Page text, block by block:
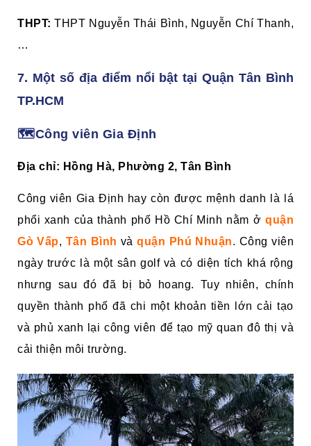
THPT:THPT Nguyễn Thái Bình, Nguyễn Chí Thanh,
…
7. Một số địa điểm nổi bật tại Quận Tân Bình
TP.HCM
🗺️Công viên Gia Định
Địa chỉ: Hồng Hà, Phường 2, Tân Bình
Công viên Gia Định hay còn được mệnh danh là lá
phổi xanh của thành phố Hồ Chí Minh nằm ở quận
Gò Vấp, Tân Bình vàquận Phú Nhuận. Công viên
ngày trước là một sân golf và có diện tích khá rộng
nhưng sau đó đã bị bỏ hoang. Tuy nhiên, chính
quyền thành phố đã chi một khoản tiền lớn cải tạo
và phủ xanh lại công viên để tạo mỹ quan đô thị và
cải thiện môi trường.